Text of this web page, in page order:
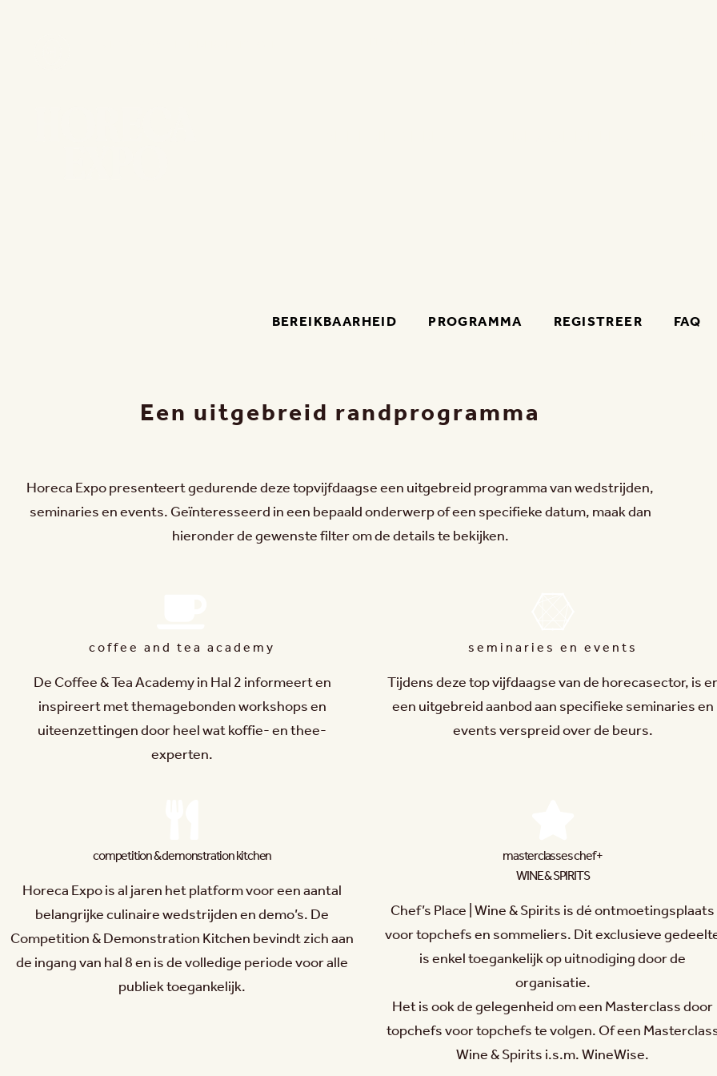
BEREIKBAARHEID PROGRAMMA REGISTREER FAQ
Een uitgebreid randprogramma
Horeca Expo presenteert gedurende deze topvijfdaagse een uitgebreid programma van wedstrijden,
seminaries en events. Geïnteresseerd in een bepaald onderwerp of een specifieke datum, maak dan
hieronder de gewenste filter om de details te bekijken.
coffee and tea academy
De Coffee & Tea Academy in Hal 2 informeert en
inspireert met themagebonden workshops en
uiteenzettingen door heel wat koffie- en thee-
experten.
seminaries en events
Tijdens deze top vijfdaagse van de horecasector, is
een uitgebreid aanbod aan specifieke seminaries en
events verspreid over de beurs.
competition & demonstration kitchen
Horeca Expo is al jaren het platform voor een aantal
belangrijke culinaire wedstrijden en demo’s. De
Competition & Demonstration Kitchen bevindt zich aan
de ingang van hal 8 en is de volledige periode voor alle
publiek toegankelijk.
masterclasses chef +
WINE & SPIRITS
Chef’s Place | Wine & Spirits is dé ontmoetingsplaats
voor topchefs en sommeliers. Dit exclusieve
is enkel toegankelijk op uitnodiging door de
organisatie.
Het is ook de gelegenheid om een Masterclass door
topchefs voor topchefs te volgen. Of een
Wine & Spirits i.s.m. WineWise.